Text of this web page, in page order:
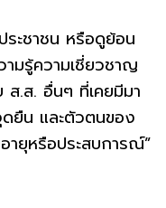
ระชาชน หรือดูย้อน
ามรู้ความเชี่ยวชาญ
ส.ส. อื่นๆ ที่เคยมีมา
ยืน และตัวตนของ
ายุหรือประสบการณ์”